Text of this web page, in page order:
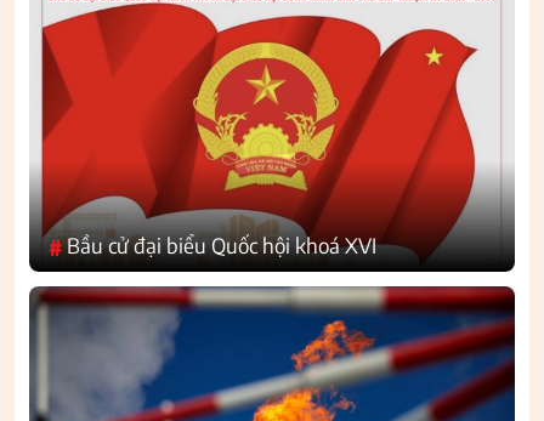
#Bầu cử đại biểu Quốc hội khoá XVI